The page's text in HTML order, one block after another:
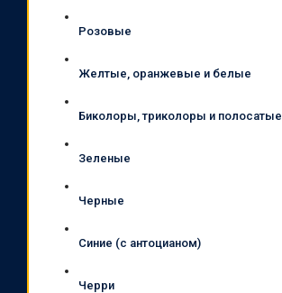
Розовые
Желтые, оранжевые и белые
Биколоры, триколоры и полосатые
Зеленые
Черные
Синие (с антоцианом)
Черри